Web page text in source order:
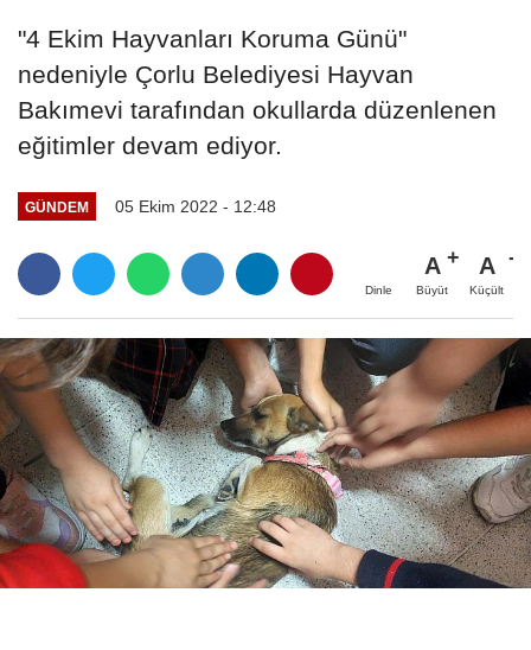
"4 Ekim Hayvanları Koruma Günü"
nedeniyle Çorlu Belediyesi Hayvan
Bakımevi tarafından okullarda düzenlenen
eğitimler devam ediyor.
GÜNDEM 05 Ekim 2022 - 12:48
Dinle
A
Büyüt
A
Küçült